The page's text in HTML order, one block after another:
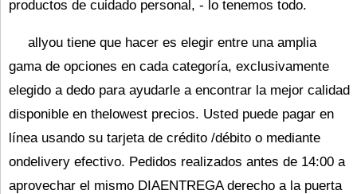
productos de cuidado personal, - lo tenemos todo.
allyou tiene que hacer es elegir entre una amplia
gama de opciones en cada categoría, exclusivamente
elegido a dedo para ayudarle a encontrar la mejor calidad
disponible en thelowest precios. Usted puede pagar en
línea usando su tarjeta de crédito /débito o mediante
ondelivery efectivo. Pedidos realizados antes de 14:00 a
aprovechar el mismo DIAENTREGA derecho a la puerta